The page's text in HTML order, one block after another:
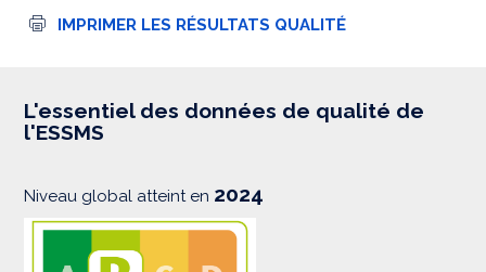
I
s
i
IMPRIMER LES RÉSULTATS QUALITÉ
L'essentiel des données de qualité de
l'ESSMS
Niveau global atteint en 2024